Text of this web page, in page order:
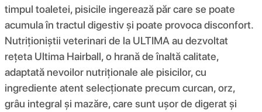
timpul toaletei, pisicile ingerează păr care se poate
acumula în tractul digestiv și poate provoca disconfort.
Nutriționiștii veterinari de la ULTIMA au dezvoltat
rețeta Ultima Hairball, o hrană de înaltă calitate,
adaptată nevoilor nutriționale ale pisicilor, cu
ingrediente atent selecționate precum curcan, orz,
grâu integral și mazăre, care sunt ușor de digerat și